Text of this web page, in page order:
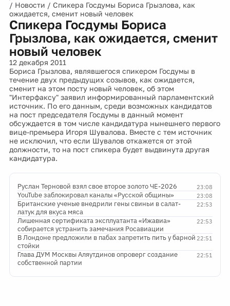
/ Новости / Спикера Госдумы Бориса Грызлова, как
ожидается, сменит новый человек
Спикера Госдумы Бориса
Грызлова, как ожидается, сменит
новый человек
12 декабря 2011
Бориса Грызлова, являвшегося спикером Госдумы в
течение двух предыдущих созывов, как ожидается,
сменит на этом посту новый человек, об этом
"Интерфаксу" заявил информированный парламентский
источник. По его данным, среди возможных кандидатов
на пост председателя Госдумы в данный момент
обсуждается в том числе кандидатура нынешнего первого
вице-премьера Игоря Шувалова. Вместе с тем источник
не исключил, что если Шувалов откажется от этой
должности, то на пост спикера будет выдвинута другая
кандидатура.
23:08
Руслан Терновой взял свое второе золото ЧЕ-2026
23:08
YouTube заблокировал каналы «Русской общины»
22:53
Британские ученые внедрили гены свиньи в салат-
латук для вкуса мяса
22:53
Лишенная сертификата эксплуатанта «Ижавиа»
собирается устранить замечания Росавиации
22:51
В Лондоне предложили в пабах запретить пить у барной
стойки
22:51
Глава ДУМ Москвы Аляутдинов опроверг создание
собственной партии